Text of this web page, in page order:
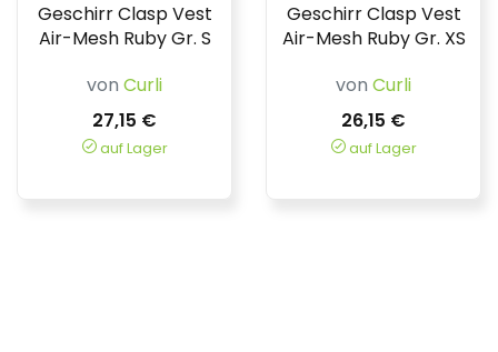
Geschirr Clasp Vest
Air-Mesh Ruby Gr. S
von Curli
27,15 €
auf Lager
Geschirr Clasp Vest
Air-Mesh Ruby Gr. XS
von Curli
26,15 €
auf Lager